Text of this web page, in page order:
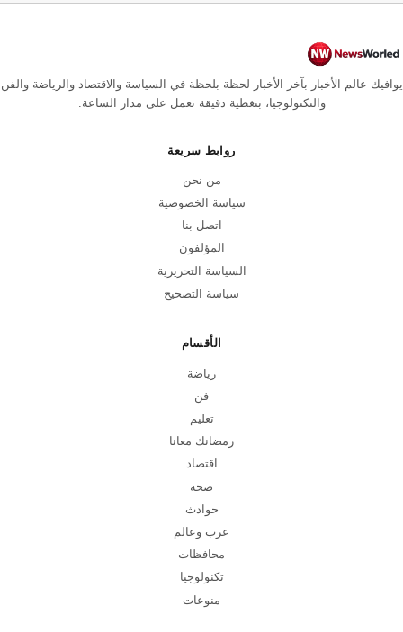
يوافيك عالم الأخبار بآخر الأخبار لحظة بلحظة في السياسة والاقتصاد والرياضة والفن
والتكنولوجيا، بتغطية دقيقة تعمل على مدار الساعة.
روابط سريعة
من نحن
سياسة الخصوصية
اتصل بنا
المؤلفون
السياسة التحريرية
سياسة التصحيح
الأقسام
رياضة
فن
تعليم
رمضانك معانا
اقتصاد
صحة
حوادث
عرب وعالم
محافظات
تكنولوجيا
منوعات